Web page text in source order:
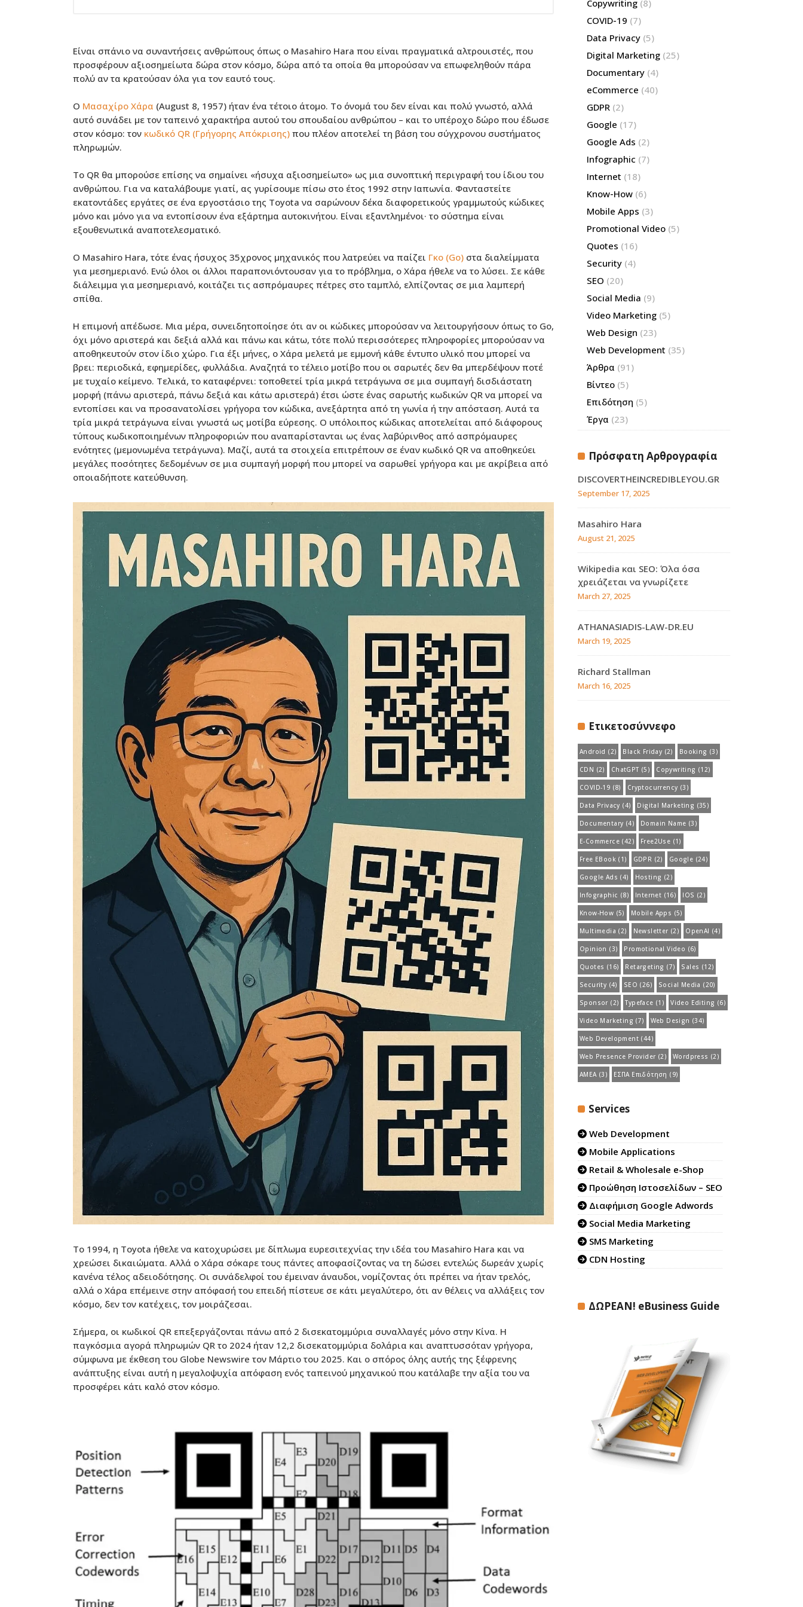
Είναι σπάνιο να συναντήσεις ανθρώπους όπως ο Masahiro Hara που είναι πραγματικά αλτρουιστές, που
προσφέρουν αξιοσημείωτα δώρα στον κόσμο, δώρα από τα οποία θα μπορούσαν να επωφεληθούν πάρα
πολύ αν τα κρατούσαν όλα για τον εαυτό τους.
Ο Μασαχίρο Χάρα (August 8, 1957) ήταν ένα τέτοιο άτομο. Το όνομά του δεν είναι και πολύ γνωστό, αλλά
αυτό συνάδει με τον ταπεινό χαρακτήρα αυτού του σπουδαίου ανθρώπου – και το υπέροχο δώρο που έδωσε
στον κόσμο: τον κωδικό QR (Γρήγορης Απόκρισης) που πλέον αποτελεί τη βάση του σύγχρονου συστήματος
πληρωμών.
Το QR θα μπορούσε επίσης να σημαίνει «ήσυχα αξιοσημείωτο» ως μια συνοπτική περιγραφή του ίδιου του
ανθρώπου. Για να καταλάβουμε γιατί, ας γυρίσουμε πίσω στο έτος 1992 στην Ιαπωνία. Φανταστείτε
εκατοντάδες εργάτες σε ένα εργοστάσιο της Toyota να σαρώνουν δέκα διαφορετικούς γραμμωτούς κώδικες
μόνο και μόνο για να εντοπίσουν ένα εξάρτημα αυτοκινήτου. Είναι εξαντλημένοι· το σύστημα είναι
εξουθενωτικά αναποτελεσματικό.
O Masahiro Hara, τότε ένας ήσυχος 35χρονος μηχανικός που λατρεύει να παίζει Γκο (Go) στα διαλείμματα
για μεσημεριανό. Ενώ όλοι οι άλλοι παραπονιόντουσαν για το πρόβλημα, ο Χάρα ήθελε να το λύσει. Σε κάθε
διάλειμμα για μεσημεριανό, κοιτάζει τις ασπρόμαυρες πέτρες στο ταμπλό, ελπίζοντας σε μια λαμπερή
σπίθα.
Η επιμονή απέδωσε. Μια μέρα, συνειδητοποίησε ότι αν οι κώδικες μπορούσαν να λειτουργήσουν όπως το Go,
όχι μόνο αριστερά και δεξιά αλλά και πάνω και κάτω, τότε πολύ περισσότερες πληροφορίες μπορούσαν να
αποθηκευτούν στον ίδιο χώρο. Για έξι μήνες, ο Χάρα μελετά με εμμονή κάθε έντυπο υλικό που μπορεί να
βρει: περιοδικά, εφημερίδες, φυλλάδια. Αναζητά το τέλειο μοτίβο που οι σαρωτές δεν θα μπερδέψουν ποτέ
με τυχαίο κείμενο. Τελικά, το καταφέρνει: τοποθετεί τρία μικρά τετράγωνα σε μια συμπαγή δισδιάστατη
μορφή (πάνω αριστερά, πάνω δεξιά και κάτω αριστερά) έτσι ώστε ένας σαρωτής κωδικών QR να μπορεί να
εντοπίσει και να προσανατολίσει γρήγορα τον κώδικα, ανεξάρτητα από τη γωνία ή την απόσταση. Αυτά τα
τρία μικρά τετράγωνα είναι γνωστά ως μοτίβα εύρεσης. Ο υπόλοιπος κώδικας αποτελείται από διάφορους
τύπους κωδικοποιημένων πληροφοριών που αναπαρίστανται ως ένας λαβύρινθος από ασπρόμαυρες
ενότητες (μεμονωμένα τετράγωνα). Μαζί, αυτά τα στοιχεία επιτρέπουν σε έναν κωδικό QR να αποθηκεύει
μεγάλες ποσότητες δεδομένων σε μια συμπαγή μορφή που μπορεί να σαρωθεί γρήγορα και με ακρίβεια από
οποιαδήποτε κατεύθυνση.
Το 1994, η Toyota ήθελε να κατοχυρώσει με δίπλωμα ευρεσιτεχνίας την ιδέα του Masahiro Hara και να
χρεώσει δικαιώματα. Αλλά ο Χάρα σόκαρε τους πάντες αποφασίζοντας να τη δώσει εντελώς δωρεάν χωρίς
κανένα τέλος αδειοδότησης. Οι συνάδελφοί του έμειναν άναυδοι, νομίζοντας ότι πρέπει να ήταν τρελός,
αλλά ο Χάρα επέμεινε στην απόφασή του επειδή πίστευε σε κάτι μεγαλύτερο, ότι αν θέλεις να αλλάξεις τον
κόσμο, δεν τον κατέχεις, τον μοιράζεσαι.
Σήμερα, οι κωδικοί QR επεξεργάζονται πάνω από 2 δισεκατομμύρια συναλλαγές μόνο στην Κίνα. Η
παγκόσμια αγορά πληρωμών QR το 2024 ήταν 12,2 δισεκατομμύρια δολάρια και αναπτυσσόταν γρήγορα,
σύμφωνα με έκθεση του Globe Newswire τον Μάρτιο του 2025. Και ο σπόρος όλης αυτής της ξέφρενης
ανάπτυξης είναι αυτή η μεγαλοψυχία απόφαση ενός ταπεινού μηχανικού που κατάλαβε την αξία του να
προσφέρει κάτι καλό στον κόσμο.
Copywriting (8)
COVID-19 (7)
Data Privacy (5)
Digital Marketing (25)
Documentary (4)
eCommerce (40)
GDPR (2)
Google (17)
Google Ads (2)
Infographic (7)
Internet (18)
Know-How (6)
Mobile Apps (3)
Promotional Video (5)
Quotes (16)
Security (4)
SEO (20)
Social Media (9)
Video Marketing (5)
Web Design (23)
Web Development (35)
Άρθρα (91)
Βίντεο (5)
Επιδότηση (5)
Έργα (23)
Πρόσφατη Αρθρογραφία
DISCOVERTHEINCREDIBLEYOU.GR
September 17, 2025
Masahiro Hara
August 21, 2025
Wikipedia και SEO: Όλα όσα
χρειάζεται να γνωρίζετε
March 27, 2025
ATHANASIADIS-LAW-DR.EU
March 19, 2025
Richard Stallman
March 16, 2025
Ετικετοσύννεφο
Android (2) Black Friday (2) Booking (3)
CDN (2) ChatGPT (5) Copywriting (12)
COVID-19 (8) Cryptocurrency (3)
Data Privacy (4) Digital Marketing (35)
Documentary (4) Domain Name (3)
E-Commerce (42) Free2Use (1)
Free EBook (1) GDPR (2) Google (24)
Google Ads (4) Hosting (2)
Infographic (8) Internet (16) IOS (2)
Know-How (5) Mobile Apps (5)
Multimedia (2) Newsletter (2) OpenAI (4)
Opinion (3) Promotional Video (6)
Quotes (16) Retargeting (7) Sales (12)
Security (4) SEO (26) Social Media (20)
Sponsor (2) Typeface (1) Video Editing (6)
Video Marketing (7) Web Design (34)
Web Development (44)
Web Presence Provider (2) Wordpress (2)
ΑΜΕΑ(3) ΕΣΠΑ Επιδότηση (9)
Services
Web Development
Mobile Applications
Retail & Wholesale e-Shop
Προώθηση Ιστοσελίδων – SEO
Διαφήμιση Google Adwords
Social Media Marketing
SMS Marketing
CDN Hosting
ΔΩΡΕΑΝ! eBusiness Guide